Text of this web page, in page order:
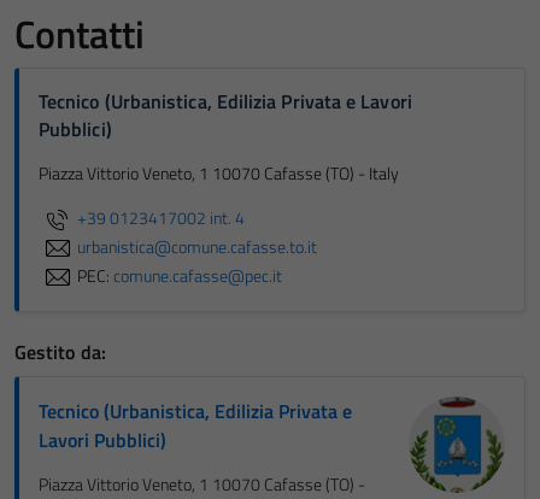
Contatti
Tecnico (Urbanistica, Edilizia Privata e Lavori
Pubblici)
Piazza Vittorio Veneto, 1 10070 Cafasse (TO) - Italy
+39 0123417002 int. 4
urbanistica@comune.cafasse.to.it
PEC:comune.cafasse@pec.it
Gestito da:
Tecnico (Urbanistica, Edilizia Privata e
Lavori Pubblici)
Piazza Vittorio Veneto, 1 10070 Cafasse (TO) -